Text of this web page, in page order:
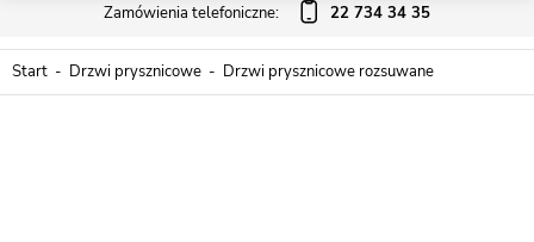
Zamówienia telefoniczne: 22 734 34 35
Start Drzwi prysznicowe Drzwi prysznicowe rozsuwane